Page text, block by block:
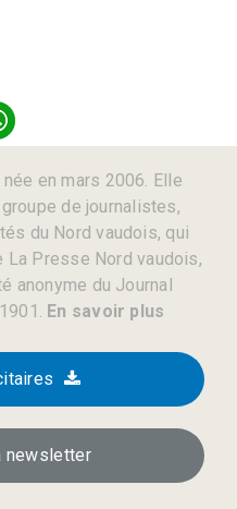
en mars 2006. Elle
de journalistes,
du Nord vaudois, qui
Presse Nord vaudois,
anonyme du Journal
En savoir plus
newsletter